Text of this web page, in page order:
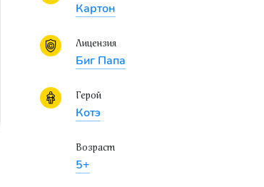
Картон
Лицензия
Биг Папа
Герой
Котэ
Возраст
5+